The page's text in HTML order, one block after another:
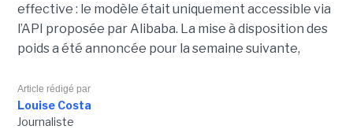
effective : le modèle était uniquement accessible via
l’API proposée par Alibaba. La mise à disposition des
poids a été annoncée pour la semaine suivante,
Article rédigé par
Louise Costa
Journaliste